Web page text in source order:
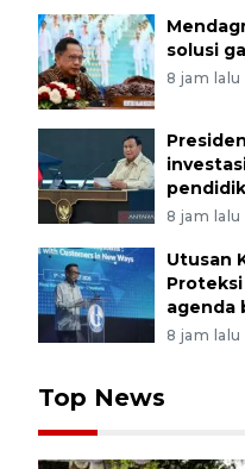
solusi
8 jam lalu
8 jam lalu
Utusan
Proteksi
agenda
8 jam lalu
Top News